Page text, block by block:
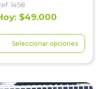
1458
$49.000
Seleccionar opciones